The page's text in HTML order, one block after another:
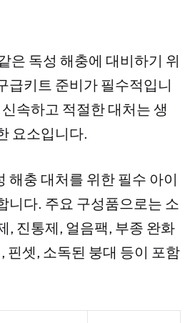
은 독성 해충에 대비하기 위
급키트 준비가 필수적입니
속하고 적절한 대처는 생
요소입니다.
해충 대처를 위한 필수 아이
니다. 주요 구성품으로는 소
, 진통제, 얼음팩, 부종 완화
핀셋, 소독된 붕대 등이 포함